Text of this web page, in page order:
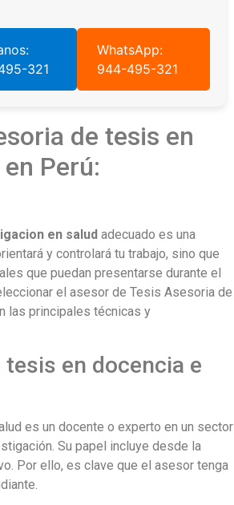
321
WhatsApp:
944-495-321
de tesis en
Perú:
en salud adecuado es una
y controlará tu trabajo, sino que
que puedan presentarse durante el
el asesor de Tesis Asesoria de
las principales técnicas y
tesis en docencia e
es un docente o experto en un sector
Su papel incluye desde la
Por ello, es clave que el asesor tenga